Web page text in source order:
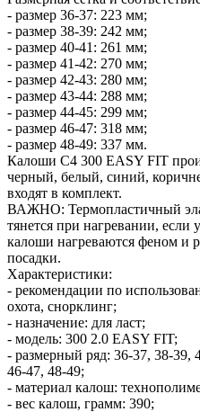
- размер 36-37: 223 мм;
- размер 38-39: 242 мм;
- размер 40-41: 261 мм;
- размер 41-42: 270 мм;
- размер 42-43: 280 мм;
- размер 43-44: 288 мм;
- размер 44-45: 299 мм;
- размер 46-47: 318 мм;
- размер 48-49: 337 мм.
Калоши C4 300 EASY FIT
черный, белый, синий,
входят в комплект.
ВАЖНО: Термопластичный
тянется при нагревании, если
калоши нагреваются феном и
посадки.
Характеристики:
- рекомендации по
охота, снорклинг;
- назначение: для ласт;
- модель: 300 2.0 EASY FIT;
- размерный ряд: 36-37, 38-39,
46-47, 48-49;
- материал калош:
- вес калош, грамм: 390;